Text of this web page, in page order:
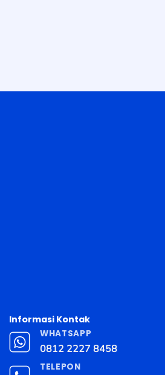
Informasi Kontak
WHATSAPP
0812 2227 8458
TELEPON